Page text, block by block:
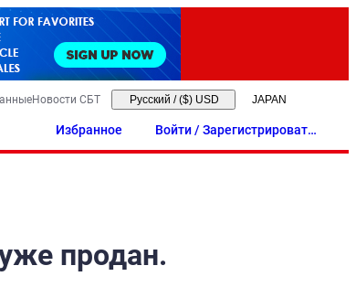
Новости СБТ Русский / ($) USD
Избранное
Войти / Зарегистрировать
ся
продан.